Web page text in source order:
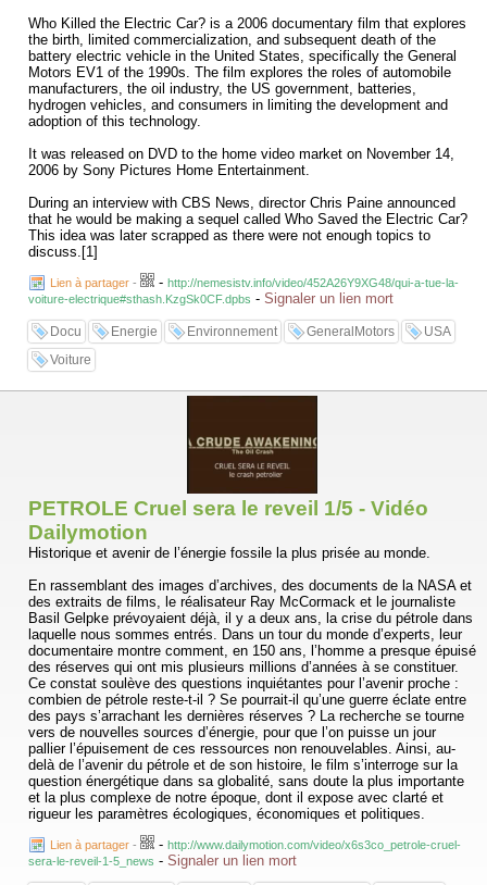
Who Killed the Electric Car? is a 2006 documentary film that explores
the birth, limited commercialization, and subsequent death of the
battery electric vehicle in the United States, specifically the General
Motors EV1 of the 1990s. The film explores the roles of automobile
manufacturers, the oil industry, the US government, batteries,
hydrogen vehicles, and consumers in limiting the development and
adoption of this technology.
It was released on DVD to the home video market on November 14,
2006 by Sony Pictures Home Entertainment.
During an interview with CBS News, director Chris Paine announced
that he would be making a sequel called Who Saved the Electric Car?
This idea was later scrapped as there were not enough topics to
discuss.[1]
Lien à partager - - http://nemesistv.info/video/452A26Y9XG48/qui-a-tue-la-
voiture-electrique#sthash.KzgSk0CF.dpbs - Signaler un lien mort
Docu Energie Environnement GeneralMotors
USA
Voiture
PETROLE Cruel sera le reveil 1/5 - Vidéo
Dailymotion
Historique et avenir de l’énergie fossile la plus prisée au monde.
En rassemblant des images d’archives, des documents de la NASA et
des extraits de films, le réalisateur Ray McCormack et le journaliste
Basil Gelpke prévoyaient déjà, il y a deux ans, la crise du pétrole dans
laquelle nous sommes entrés. Dans un tour du monde d’experts, leur
documentaire montre comment, en 150 ans, l’homme a presque épuisé
des réserves qui ont mis plusieurs millions d’années à se constituer.
Ce constat soulève des questions inquiétantes pour l’avenir proche :
combien de pétrole reste-t-il ? Se pourrait-il qu’une guerre éclate entre
des pays s’arrachant les dernières réserves ? La recherche se tourne
vers de nouvelles sources d’énergie, pour que l’on puisse un jour
pallier l’épuisement de ces ressources non renouvelables. Ainsi, au-
delà de l’avenir du pétrole et de son histoire, le film s’interroge sur la
question énergétique dans sa globalité, sans doute la plus importante
et la plus complexe de notre époque, dont il expose avec clarté et
rigueur les paramètres écologiques, économiques et politiques.
Lien à partager - - http://www.dailymotion.com/video/x6s3co_petrole-cruel-
sera-le-reveil-1-5_news - Signaler un lien mort